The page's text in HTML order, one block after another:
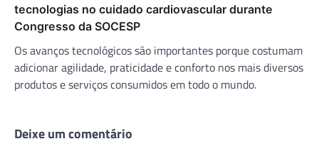
tecnologias no cuidado cardiovascular durante
Congresso da SOCESP
Os avanços tecnológicos são importantes porque costumam
adicionar agilidade, praticidade e conforto nos mais diversos
produtos e serviços consumidos em todo o mundo.
Deixe um comentário